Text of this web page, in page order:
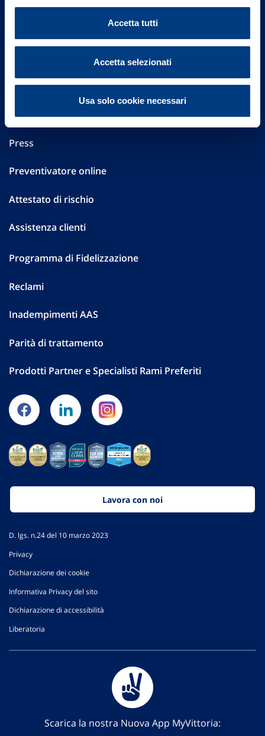
Accetta tutti
Accetta selezionati
Usa solo cookie necessari
Sostenibilità
Performances
Press
Preventivatore online
Attestato di rischio
Assistenza clienti
Programma di Fidelizzazione
Reclami
Inadempimenti AAS
Parità di trattamento
Prodotti Partner e Specialisti Rami Preferiti
Lavora con noi
D. lgs. n.24 del 10 marzo 2023
Privacy
Dichiarazione dei cookie
Informativa Privacy del sito
Dichiarazione di accessibilità
Liberatoria
Scarica la nostra Nuova App MyVittoria: